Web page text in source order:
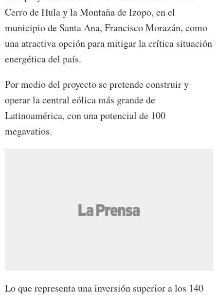
Cerro de Hula y la Montaña de Izopo, en el
municipio de Santa Ana, Francisco Morazán, como
una atractiva opción para mitigar la crítica situación
energética del país.
Por medio del proyecto se pretende construir y
operar la central eólica más grande de
Latinoamérica, con una potencial de 100
megavatios.
Lo que representa una inversión superior a los 140